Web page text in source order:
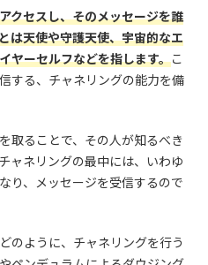
クセスし、そのメッセージを誰
は天使や守護天使、宇宙的なエ
ヤーセルフなどを指します。こ
する、チャネリングの能力を備
取ることで、その人が知るべき
ャネリングの最中には、いわゆ
り、メッセージを受信するので
のように、チャネリングを行う